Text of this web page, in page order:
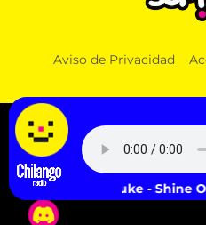
Aviso de Privacidad
© 2026 SOPITAS.COM - MÚSICA,
MÁS!.
George Duke - Shine On